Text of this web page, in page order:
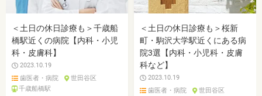
＜土日の休日診療も＞千歳船
橋駅近くの病院【内科・小児
科・皮膚科】
2023.10.19
歯医者・病院
世田谷区
千歳船橋駅
＜土日の休日診療も＞桜新
町・駒沢大学駅近くにある病
院3選【内科・小児科・皮膚
科など】
2023.10.19
歯医者・病院
世田谷区